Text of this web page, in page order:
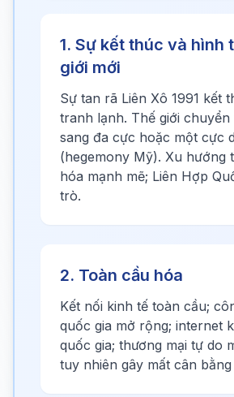
1. Sự kết thúc và hình
giới mới
Sự tan rã Liên Xô 1991 kết
tranh lạnh. Thế giới chuyển
sang đa cực hoặc một cực
(hegemony Mỹ). Xu hướng
hóa mạnh mẽ; Liên Hợp
trò.
2. Toàn cầu hóa
Kết nối kinh tế toàn cầu;
quốc gia mở rộng; internet
quốc gia; thương mại tự do
tuy nhiên gây mất cân